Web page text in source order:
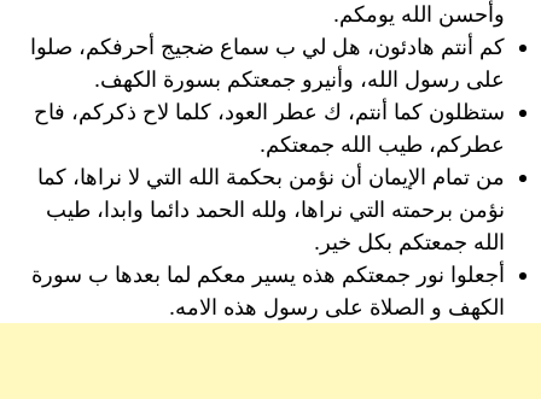
وأحسن الله يومكم.
​كم أنتم هادئون، هل لي ب سماع ضجيج أحرفكم، صلوا
على رسول الله، وأنيرو جمعتكم بسورة الكهف.
ستظلون كما أنتم، ك عطر العود، كلما لاح ذكركم، فاح
عطركم، طيب الله جمعتكم.
من تمام الإيمان أن نؤمن بحكمة الله التي لا نراها، كما
نؤمن برحمته التي نراها، ولله الحمد دائما وابدا، طيب
الله جمعتكم بكل خير.
أجعلوا نور جمعتكم هذه يسير معكم لما بعدها ب سورة
الكهف و الصلاة على رسول هذه اﻻمه.